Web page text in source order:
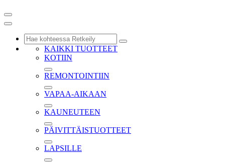
KAIKKI TUOTTEET
KOTIIN
REMONTOINTIIN
VAPAA-AIKAAN
KAUNEUTEEN
PÄIVITTÄISTUOTTEET
LAPSILLE